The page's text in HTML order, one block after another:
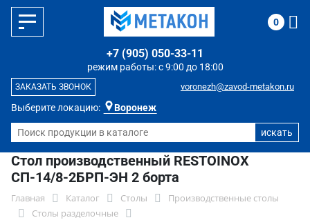
Выберите локацию: Воронеж
режим работы: с 9:00 до 18:00
+7 (905) 050-33-11
voronezh@zavod-metakon.ru
ЗАКАЗАТЬ ЗВОНОК
0
Стол производственный RESTOINOX
СП-14/8-2БРП-ЭН 2 борта
Главная Каталог Столы
Производственные столы
Столы разделочные